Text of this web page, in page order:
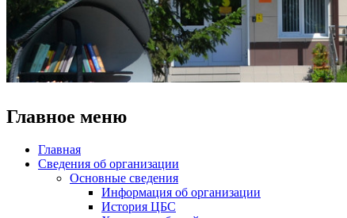
Главное меню
Главная
Сведения об организации
Основные сведения
Информация об организации
История ЦБС